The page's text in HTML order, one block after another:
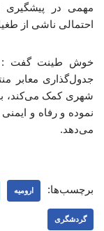
مهمی در
احتمالی ناشی از
خوش طینت گفت :
جدول‌گذاری معابر
شهری کمک می‌کند،
نموده و رفاه و
می‌دهد.
برچسب‌ها: ارومیه
گردشگری